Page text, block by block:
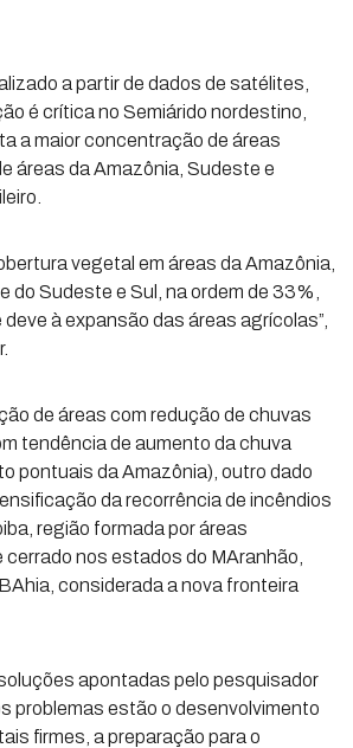
a partir de dados de satélites,
é crítica no Semiárido nordestino,
a maior concentração de áreas
áreas da Amazônia, Sudeste e
vegetal em áreas da Amazônia,
Sudeste e Sul, na ordem de 33%,
à expansão das áreas agrícolas”,
de áreas com redução de chuvas
tendência de aumento da chuva
pontuais da Amazônia), outro dado
da recorrência de incêndios
região formada por áreas
nos estados do MAranhão,
considerada a nova fronteira
apontadas pelo pesquisador
problemas estão o desenvolvimento
firmes, a preparação para o